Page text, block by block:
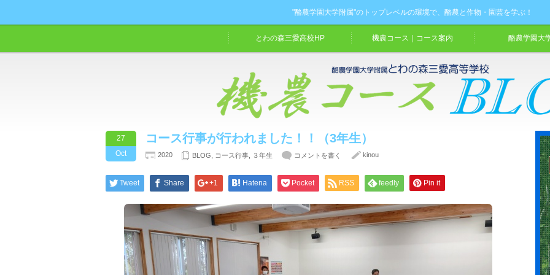
"酪農学園大学附属"のトップレベルの環境で、酪農と作物・園芸を学ぶ！
とわの森三愛高校HP 機農コース｜コース案内 酪農学園大
27
Oct
コース行事が行われました！！（3年生）
2020 BLOG コース行事 ３年生 コメントを書く kinou
Tweet Share +1 Hatena Pocket RSS feedly Pin it